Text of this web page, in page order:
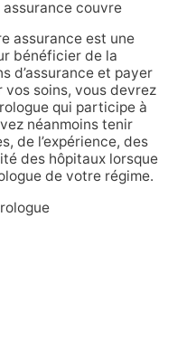
couvre
assurance est une
bénéficier de la
d’assurance et payer
vos soins, vous devrez
qui participe à
néanmoins tenir
de l’expérience, des
des hôpitaux lorsque
de votre régime.